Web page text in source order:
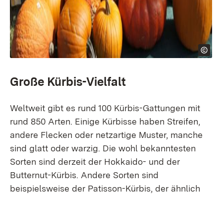
Große Kürbis-Vielfalt
Weltweit gibt es rund 100 Kürbis-Gattungen mit
rund 850 Arten. Einige Kürbisse haben Streifen,
andere Flecken oder netzartige Muster, manche
sind glatt oder warzig. Die wohl bekanntesten
Sorten sind derzeit der Hokkaido- und der
Butternut-Kürbis. Andere Sorten sind
beispielsweise der Patisson-Kürbis, der ähnlich